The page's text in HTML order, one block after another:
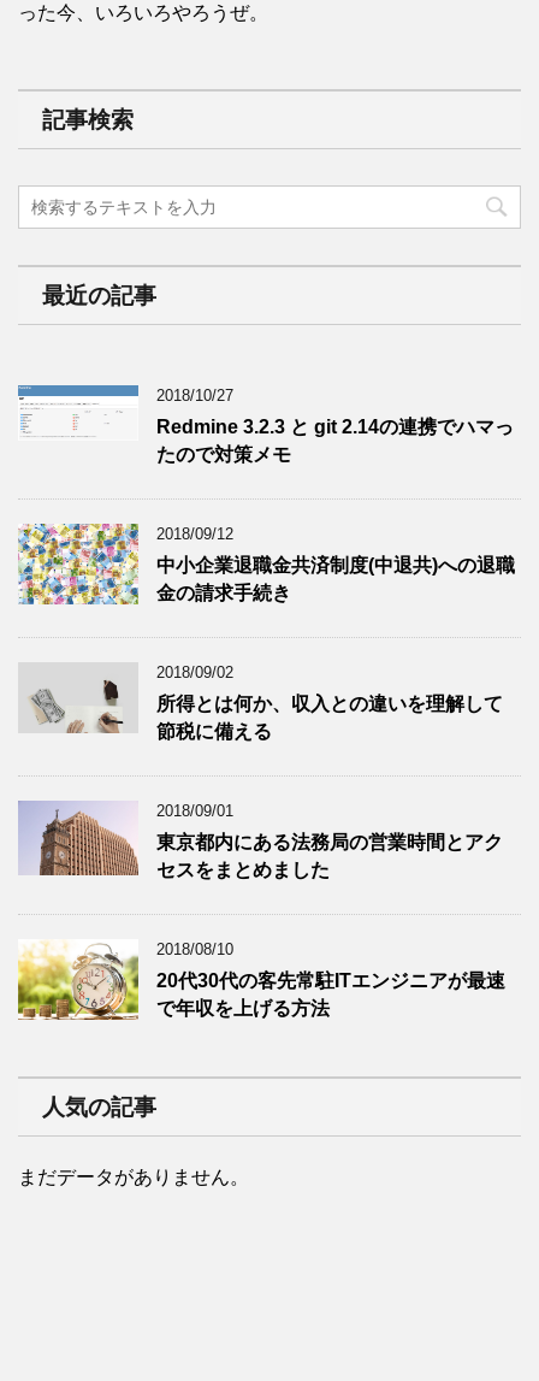
った今、いろいろやろうぜ。
記事検索
最近の記事
2018/10/27
Redmine 3.2.3 と git 2.14の連携でハマっ
たので対策メモ
2018/09/12
中小企業退職金共済制度(中退共)への退職
金の請求手続き
2018/09/02
所得とは何か、収入との違いを理解して
節税に備える
2018/09/01
東京都内にある法務局の営業時間とアク
セスをまとめました
2018/08/10
20代30代の客先常駐ITエンジニアが最速
で年収を上げる方法
人気の記事
まだデータがありません。